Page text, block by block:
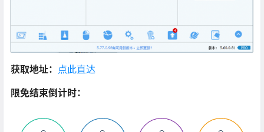
获取地址： 点此直达
限免结束倒计时：